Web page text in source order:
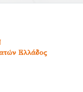
Ελλάδος